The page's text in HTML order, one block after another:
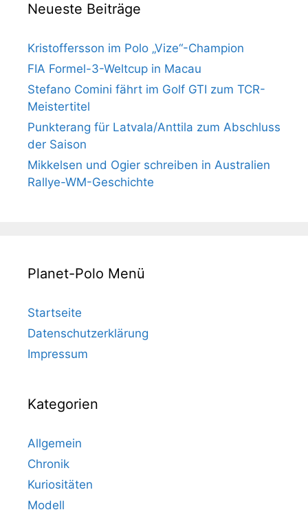
Neueste Beiträge
Kristoffersson im Polo „Vize“-Champion
FIA Formel-3-Weltcup in Macau
Stefano Comini fährt im Golf GTI zum TCR-
Meistertitel
Punkterang für Latvala/Anttila zum Abschluss
der Saison
Mikkelsen und Ogier schreiben in Australien
Rallye-WM-Geschichte
Planet-Polo Menü
Startseite
Datenschutzerklärung
Impressum
Kategorien
Allgemein
Chronik
Kuriositäten
Modell